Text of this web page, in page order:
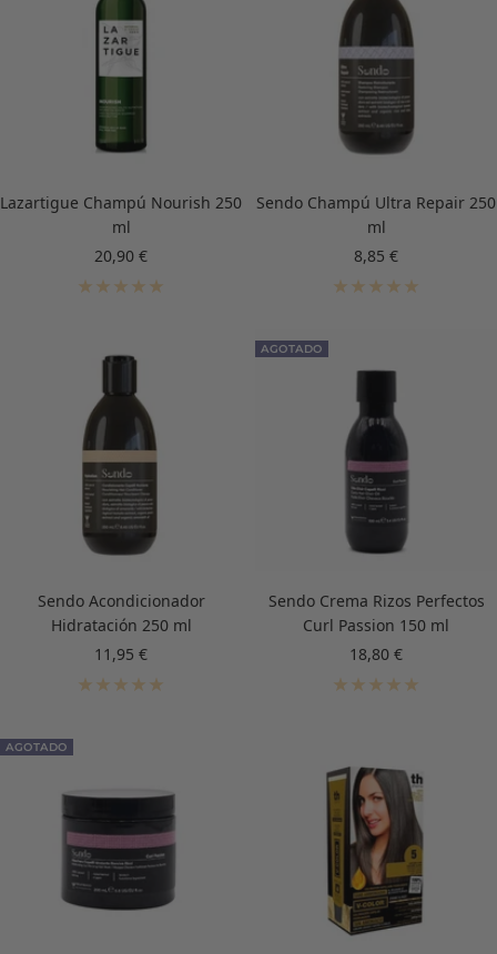
Lazartigue Champú Nourish 250
ml
Precio
de
20,90 €
Sendo Champú Ultra Repair 250
ml
Precio
de
8,85 €
Sendo Acondicionador
Hidratación 250 ml
Precio
de
11,95 €
AGOTADO
Sendo Crema Rizos Perfectos
Curl Passion 150 ml
Precio
de
18,80 €
AGOTADO